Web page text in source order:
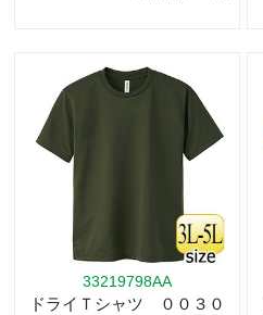
33219798AA
ドライＴシャツ ００３０